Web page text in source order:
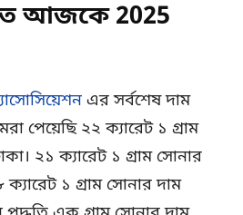
আজকে 2025
এর সর্বশেষ দাম
পেয়েছি ২২ ক্যারেট ১ গ্রাম
২১ ক্যারেট ১ গ্রাম সোনার
১ গ্রাম সোনার দাম